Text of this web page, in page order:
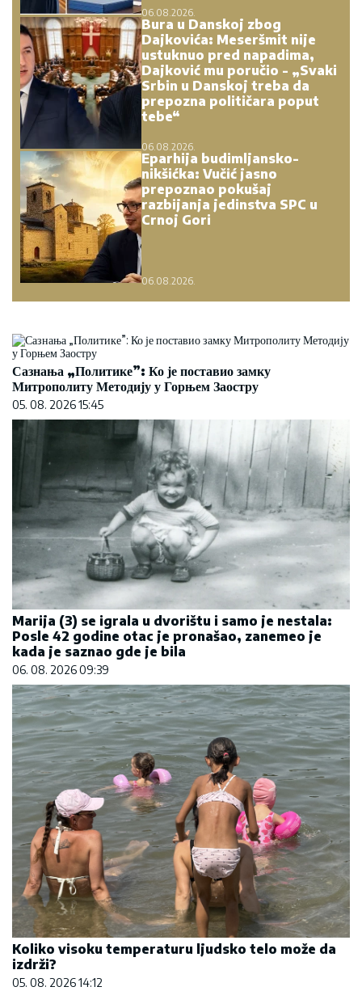
06.08.2026.
Bura u Danskoj zbog
Dajkovića: Meseršmit nije
ustuknuo pred napadima,
Dajković mu poručio - „Svaki
Srbin u Danskoj treba da
prepozna političara poput
tebe“
06.08.2026.
Eparhija budimljansko-
nikšićka: Vučić jasno
prepoznao pokušaj
razbijanja jedinstva SPC u
Crnoj Gori
06.08.2026.
Сазнања „Политике”: Ко је поставио замку
Митрополиту Методију у Горњем Заостру
05. 08. 2026 15:45
Marija (3) se igrala u dvorištu i samo je nestala:
Posle 42 godine otac je pronašao, zanemeo je
kada je saznao gde je bila
06. 08. 2026 09:39
Koliko visoku temperaturu ljudsko telo može da
izdrži?
05. 08. 2026 14:12